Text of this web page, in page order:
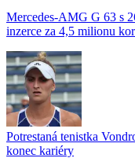
Mercedes-AMG G 63 s
inzerce za 4,5 milionu
Potrestaná tenistka
konec kariéry